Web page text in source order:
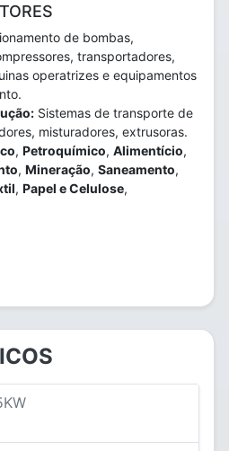
de bombas,
transportadores,
operatrizes e equipamentos
Sistemas de transporte de
misturadores, extrusoras.
, Petroquímico, Alimentício,
, Mineração, Saneamento,
, Papel e Celulose,